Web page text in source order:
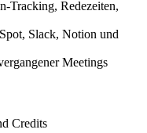
Tracking, Redezeiten,
Slack, Notion und
Meetings
Credits